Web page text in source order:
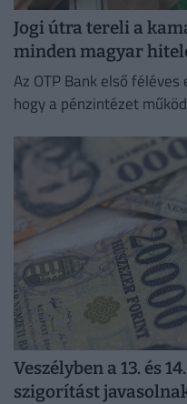
Jogi útra tereli a
minden magyar
Az OTP Bank első
hogy a pénzintézet
Veszélyben a 13. és
szigorítást